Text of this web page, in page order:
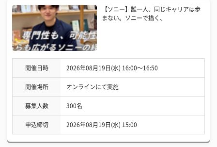
【ソニー】誰一人、同じキャリアは歩
まない。ソニーで描く、
開催日時 2026年08月19日(水) 16:00〜16:50
開催場所 オンラインにて実施
募集人数 300名
申込締切 2026年08月19日(水) 15:00